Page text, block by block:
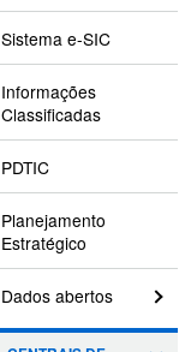
Sistema e-SIC
Informações
Classificadas
PDTIC
Planejamento
Estratégico
Dados abertos